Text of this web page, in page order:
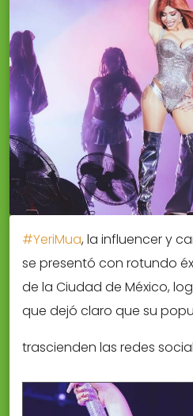
#YeriMua, la influencer y
se presentó con rotundo
de la Ciudad de México,
que dejó claro que su
trascienden las redes